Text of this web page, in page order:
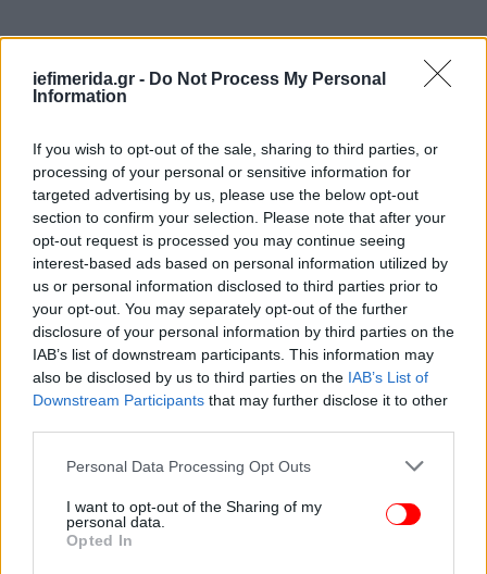
iefimerida.gr - Do Not Process My Personal
Information
If you wish to opt-out of the sale, sharing to third parties, or
processing of your personal or sensitive information for
targeted advertising by us, please use the below opt-out
section to confirm your selection. Please note that after your
opt-out request is processed you may continue seeing
interest-based ads based on personal information utilized by
us or personal information disclosed to third parties prior to
your opt-out. You may separately opt-out of the further
disclosure of your personal information by third parties on the
IAB’s list of downstream participants. This information may
also be disclosed by us to third parties on the IAB’s List of
Downstream Participants that may further disclose it to other
Please note that this website/app uses one or more Google
not limited to your visit or usage behaviour. You may click to
grant or deny consent to Google and its third-party tags to
use your data for below specified purposes in below Google
Personal Data Processing Opt Outs
I want to opt-out of the Sharing of my
personal data.
Opted In
«Η τουριστική άποψη για την Αθήνα είναι
στερεοτυπική και τα πάντα περιστρέφονται γύρω
από την Ακρόπολη και την αρχαία Αθήνα. Η ιδέα
πόλη.
Εκτός από τις ιδιόμορφες περιηγήσεις μέσα στην
πόλη (από τις δημοφιλέστερες είναι το street art